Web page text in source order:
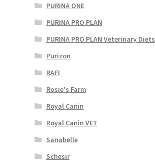
PURINA ONE
PURINA PRO PLAN
PURINA PRO PLAN Veterinary Diets
Purizon
RAFI
Rosie's Farm
Royal Canin
Royal Canin VET
Sanabelle
Schesir